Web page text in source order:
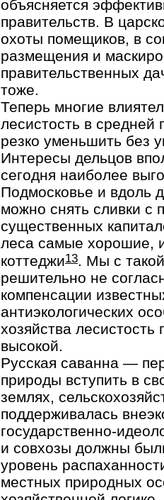
объясняется
правительств. В
охоты помещиков, в
размещения и
правительственных
тоже.
Теперь многие
лесистость в
резко уменьшить без
Интересы дельцов
сегодня наиболее
Подмосковье и вдоль
можно снять сливки с
существенных
леса самые хорошие,
коттеджи13. Мы с
решительно не
компенсации
антиэкологических
хозяйства
высокой.
Русская саванна —
природы вступить в
землях,
поддерживалась
государственно-
и совхозы должны
уровень
местных природных